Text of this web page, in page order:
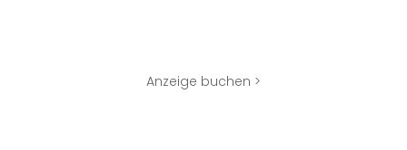
Anzeige buchen >